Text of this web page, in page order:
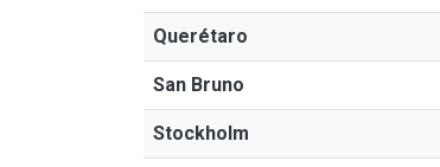
Querétaro
San Bruno
Stockholm